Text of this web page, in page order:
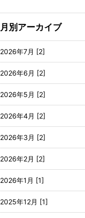
月別アーカイブ
2026年7月 [2]
2026年6月 [2]
2026年5月 [2]
2026年4月 [2]
2026年3月 [2]
2026年2月 [2]
2026年1月 [1]
2025年12月 [1]